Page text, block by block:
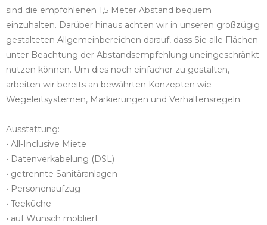
sind die empfohlenen 1,5 Meter Abstand bequem
einzuhalten. Darüber hinaus achten wir in unseren großzügig
gestalteten Allgemeinbereichen darauf, dass Sie alle Flächen
unter Beachtung der Abstandsempfehlung uneingeschränkt
nutzen können. Um dies noch einfacher zu gestalten,
arbeiten wir bereits an bewährten Konzepten wie
Wegeleitsystemen, Markierungen und Verhaltensregeln.
Ausstattung:
• All-Inclusive Miete
• Datenverkabelung (DSL)
• getrennte Sanitäranlagen
• Personenaufzug
• Teeküche
• auf Wunsch möbliert